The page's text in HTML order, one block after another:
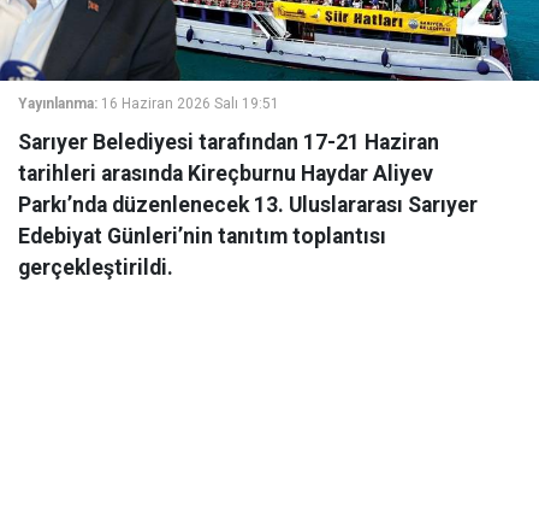
Yayınlanma: 16 Haziran 2026 Salı 19:51
Sarıyer Belediyesi tarafından 17-21 Haziran
tarihleri arasında Kireçburnu Haydar Aliyev
Parkı’nda düzenlenecek 13. Uluslararası Sarıyer
Edebiyat Günleri’nin tanıtım toplantısı
gerçekleştirildi.